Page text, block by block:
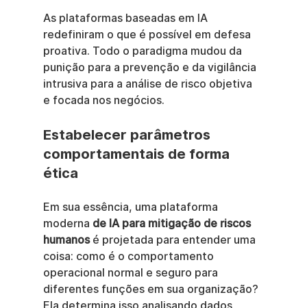
As plataformas baseadas em IA
redefiniram o que é possível em defesa
proativa. Todo o paradigma mudou da
punição para a prevenção e da vigilância
intrusiva para a análise de risco objetiva
e focada nos negócios.
Estabelecer parâmetros
comportamentais de forma
ética
Em sua essência, uma plataforma
moderna de IA para mitigação de riscos
humanos é projetada para entender uma
coisa: como é o comportamento
operacional normal e seguro para
diferentes funções em sua organização?